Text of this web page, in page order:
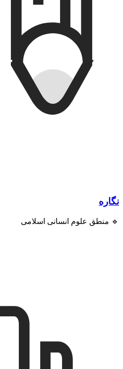
نگاره
🔹 منطق علوم انسانی اسلامی